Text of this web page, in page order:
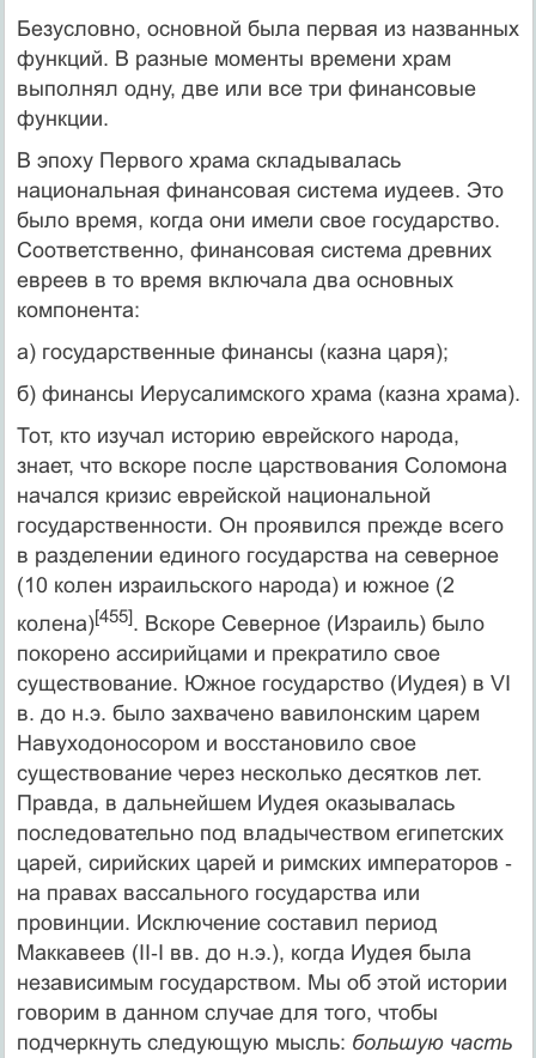
Безусловно, основной была первая из названных
функций. В разные моменты времени храм
выполнял одну, две или все три финансовые
функции.
В эпоху Первого храма складывалась
национальная финансовая система иудеев. Это
было время, когда они имели свое государство.
Соответственно, финансовая система древних
евреев в то время включала два основных
компонента:
а) государственные финансы (казна царя);
б) финансы Иерусалимского храма (казна храма).
Тот, кто изучал историю еврейского народа,
знает, что вскоре после царствования Соломона
начался кризис еврейской национальной
государственности. Он проявился прежде всего
в разделении единого государства на северное
(10 колен израильского народа) и южное (2
колена)[455]. Вскоре Северное (Израиль) было
покорено ассирийцами и прекратило свое
существование. Южное государство (Иудея) в VI
в. до н.э. было захвачено вавилонским царем
Навуходоносором и восстановило свое
существование через несколько десятков лет.
Правда, в дальнейшем Иудея оказывалась
последовательно под владычеством египетских
царей, сирийских царей и римских императоров ‑
на правах вассального государства или
провинции. Исключение составил период
Маккавеев (II‑I вв. до н.э.), когда Иудея была
независимым государством. Мы об этой истории
говорим в данном случае для того, чтобы
подчеркнуть следующую мысль: большую часть